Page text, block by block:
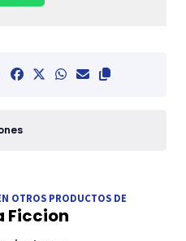
OTROS PRODUCTOS DE
Ficcion